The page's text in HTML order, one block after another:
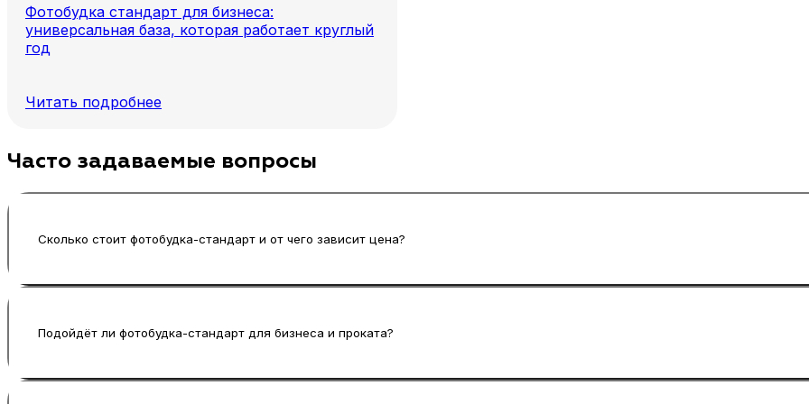
Фотобудка стандарт для бизнеса:
универсальная база, которая работает круглый
год
Читать подробнее
Часто задаваемые вопросы
Сколько стоит фотобудка-стандарт и от чего зависит цена?
достаточно понять: где будет работать фотобудка (мероприятия/прокат/точка), нужен ли принтер и
Подойдёт ли фотобудка-стандарт для бизнеса и проката?